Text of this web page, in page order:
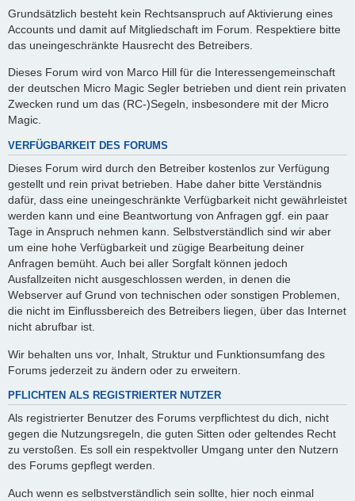
Grundsätzlich besteht kein Rechtsanspruch auf Aktivierung eines
Accounts und damit auf Mitgliedschaft im Forum. Respektiere bitte
das uneingeschränkte Hausrecht des Betreibers.
Dieses Forum wird von Marco Hill für die Interessengemeinschaft
der deutschen Micro Magic Segler betrieben und dient rein privaten
Zwecken rund um das (RC-)Segeln, insbesondere mit der Micro
Magic.
VERFÜGBARKEIT DES FORUMS
Dieses Forum wird durch den Betreiber kostenlos zur Verfügung
gestellt und rein privat betrieben. Habe daher bitte Verständnis
dafür, dass eine uneingeschränkte Verfügbarkeit nicht gewährleistet
werden kann und eine Beantwortung von Anfragen ggf. ein paar
Tage in Anspruch nehmen kann. Selbstverständlich sind wir aber
um eine hohe Verfügbarkeit und zügige Bearbeitung deiner
Anfragen bemüht. Auch bei aller Sorgfalt können jedoch
Ausfallzeiten nicht ausgeschlossen werden, in denen die
Webserver auf Grund von technischen oder sonstigen Problemen,
die nicht im Einflussbereich des Betreibers liegen, über das Internet
nicht abrufbar ist.
Wir behalten uns vor, Inhalt, Struktur und Funktionsumfang des
Forums jederzeit zu ändern oder zu erweitern.
PFLICHTEN ALS REGISTRIERTER NUTZER
Als registrierter Benutzer des Forums verpflichtest du dich, nicht
gegen die Nutzungsregeln, die guten Sitten oder geltendes Recht
zu verstoßen. Es soll ein respektvoller Umgang unter den Nutzern
des Forums gepflegt werden.
Auch wenn es selbstverständlich sein sollte, hier noch einmal